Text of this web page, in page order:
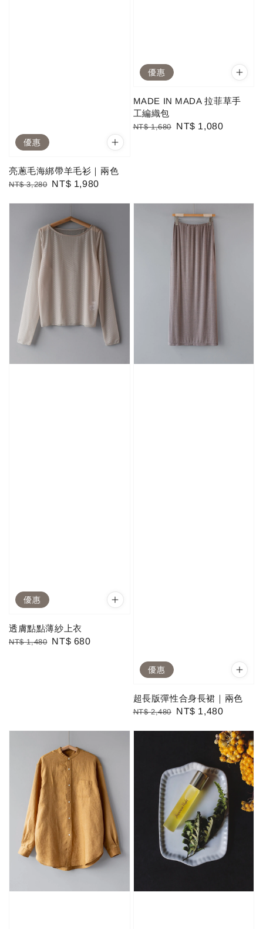
優惠
亮蔥毛海綁帶羊毛衫｜兩色
Regular
NT$ 3,280 Sale
NT$ 1,980
優惠
MADE IN MADA 拉菲草手
工編織包
Regular
NT$ 1,680
Sale
NT$ 1,080
優惠
透膚點點薄紗上衣
Regular
NT$ 1,480 Sale
NT$ 680
優惠
超長版彈性合身長裙｜兩色
Regular
NT$ 2,480
Sale
NT$ 1,480